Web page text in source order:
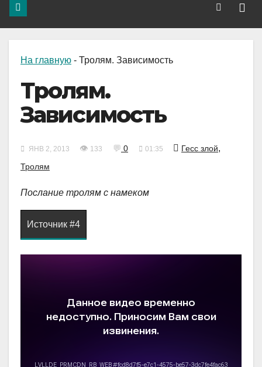
На главную - Тролям. Зависимость
Тролям.
Зависимость
ЯНВ 2, 2013 👁 133 💬 0 01:35 Гесс злой,
Тролям
Послание тролям с намеком
Источник #4